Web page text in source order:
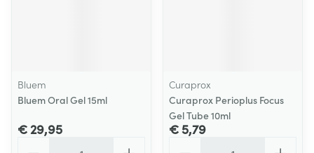
Bluem
Bluem Oral Gel 15ml
€ 29,95
Curaprox
Curaprox Perioplus Focus
Gel Tube 10ml
€ 5,79